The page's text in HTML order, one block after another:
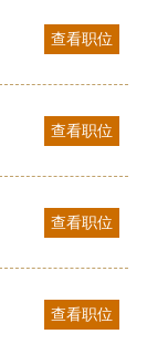
查看职位
查看职位
查看职位
查看职位